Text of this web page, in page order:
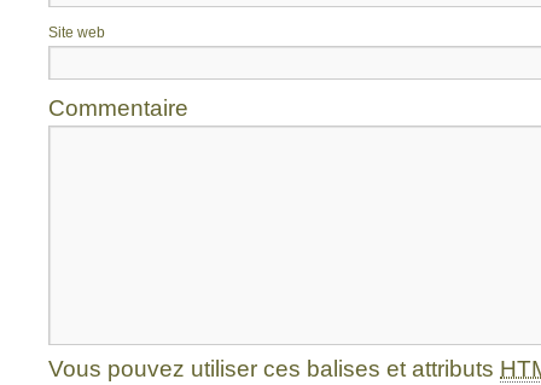
Site web
Commentaire
Vous pouvez utiliser ces balises et attributs